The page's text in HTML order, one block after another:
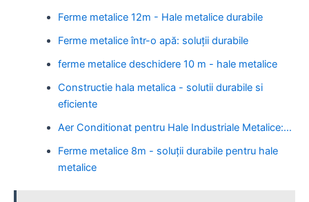
Ferme metalice 12m - Hale metalice durabile
Ferme metalice într-o apă: soluții durabile
ferme metalice deschidere 10 m - hale metalice
Constructie hala metalica - solutii durabile si
eficiente
Aer Conditionat pentru Hale Industriale Metalice:…
Ferme metalice 8m - soluții durabile pentru hale
metalice